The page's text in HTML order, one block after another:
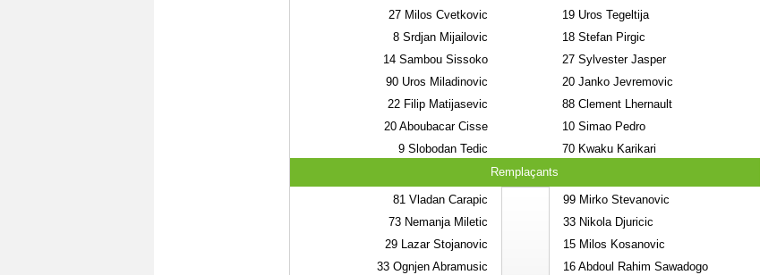
27Milos Cvetkovic
8Srdjan Mijailovic
14Sambou Sissoko
90Uros Miladinovic
22Filip Matijasevic
20Aboubacar Cisse
9Slobodan Tedic
19Uros Tegeltija
18Stefan Pirgic
27Sylvester Jasper
20Janko Jevremovic
88Clement Lhernault
10Simao Pedro
70Kwaku Karikari
Remplaçants
81Vladan Carapic
73Nemanja Miletic
29Lazar Stojanovic
33Ognjen Abramusic
99Mirko Stevanovic
33Nikola Djuricic
15Milos Kosanovic
16Abdoul Rahim Sawadogo